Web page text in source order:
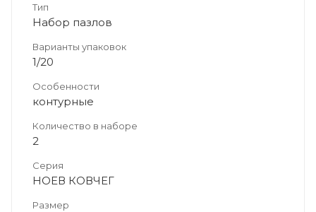
Тип
Набор пазлов
Варианты упаковок
1/20
Особенности
контурные
Количество в наборе
2
Серия
НОЕВ КОВЧЕГ
Размер